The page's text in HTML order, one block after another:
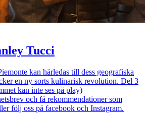
Tucci
kan härledas till dess geografiska
en ny sorts kulinarisk revolution. Del 3
kan inte ses på play)
och få rekommendationer som
följ oss på facebook och Instagram.